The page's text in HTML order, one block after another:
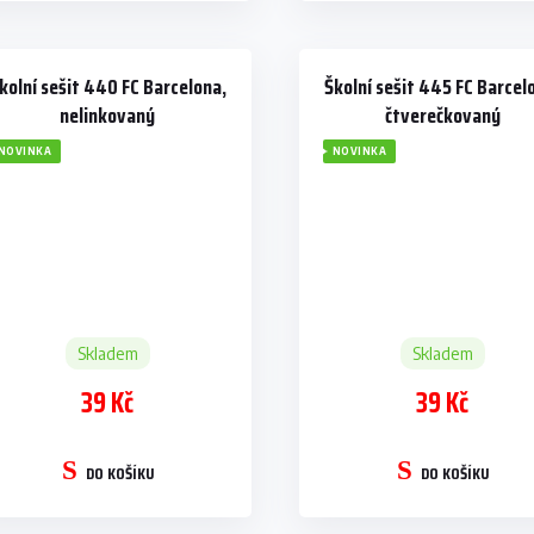
sešit 440 FC Barcelona,
nelinkovaný
Skladem
39 Kč
DO KOŠÍKU
Školní sešit 445 FC
čtverečkovaný
NOVINKA
Skladem
39 Kč
DO KOŠÍKU